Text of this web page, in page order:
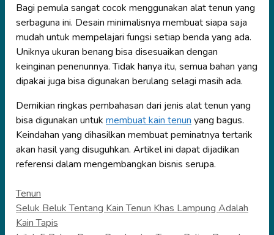
Bagi pemula sangat cocok menggunakan alat tenun yang
serbaguna ini. Desain minimalisnya membuat siapa saja
mudah untuk mempelajari fungsi setiap benda yang ada.
Uniknya ukuran benang bisa disesuaikan dengan
keinginan penenunnya. Tidak hanya itu, semua bahan yang
dipakai juga bisa digunakan berulang selagi masih ada.
Demikian ringkas pembahasan dari jenis alat tenun yang
bisa digunakan untuk membuat kain tenun yang bagus.
Keindahan yang dihasilkan membuat peminatnya tertarik
akan hasil yang disuguhkan. Artikel ini dapat dijadikan
referensi dalam mengembangkan bisnis serupa.
Categories
Tenun
Seluk Beluk Tentang Kain Tenun Khas Lampung Adalah
Kain Tapis